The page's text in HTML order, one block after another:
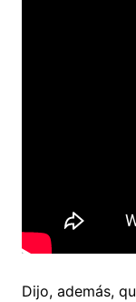
Dijo, además,